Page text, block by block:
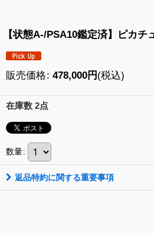
【状態A-/PSA10鑑定済】ピカ
販売価格: 478,000円 (税込)
在庫数 2点
数量:
返品特約に関する重要事項